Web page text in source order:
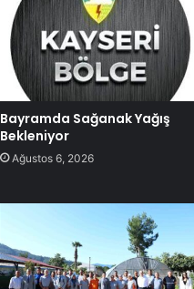
Bayramda Sağanak Yağış
Bekleniyor
Ağustos 6, 2026